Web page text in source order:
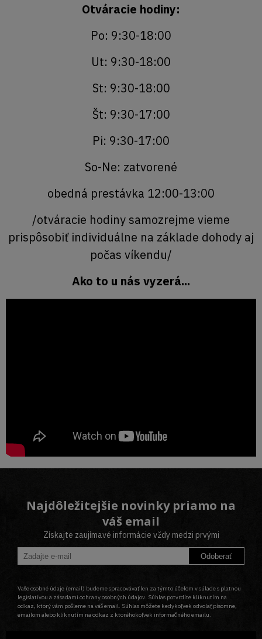
Otváracie hodiny:
Po: 9:30-18:00
Ut: 9:30-18:00
St: 9:30-18:00
Št: 9:30-17:00
Pi: 9:30-17:00
So-Ne: zatvorené
obedná prestávka 12:00-13:00
/otváracie hodiny samozrejme vieme
prispôsobiť individuálne na základe dohody aj
počas víkendu/
Ako to u nás vyzerá...
Najdôležitejšie novinky priamo na
váš email
Získajte zaujímavé informácie vždy medzi prvými
Odoberať
Vaše osobné údaje (email) budeme spracovávať len za týmto účelom v súlade s platnou
legislatívou a zásadami ochrany osobných údajov. Súhlas potvrdíte kliknutím na
odkaz, ktorý vám pošleme na váš email. Súhlas môžete kedykoľvek odvolať písomne,
emailom alebo kliknutím na odkaz z ktoréhokoľvek informačného emailu.